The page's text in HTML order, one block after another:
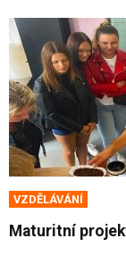
VZDĚLÁVÁNÍ
Maturitní